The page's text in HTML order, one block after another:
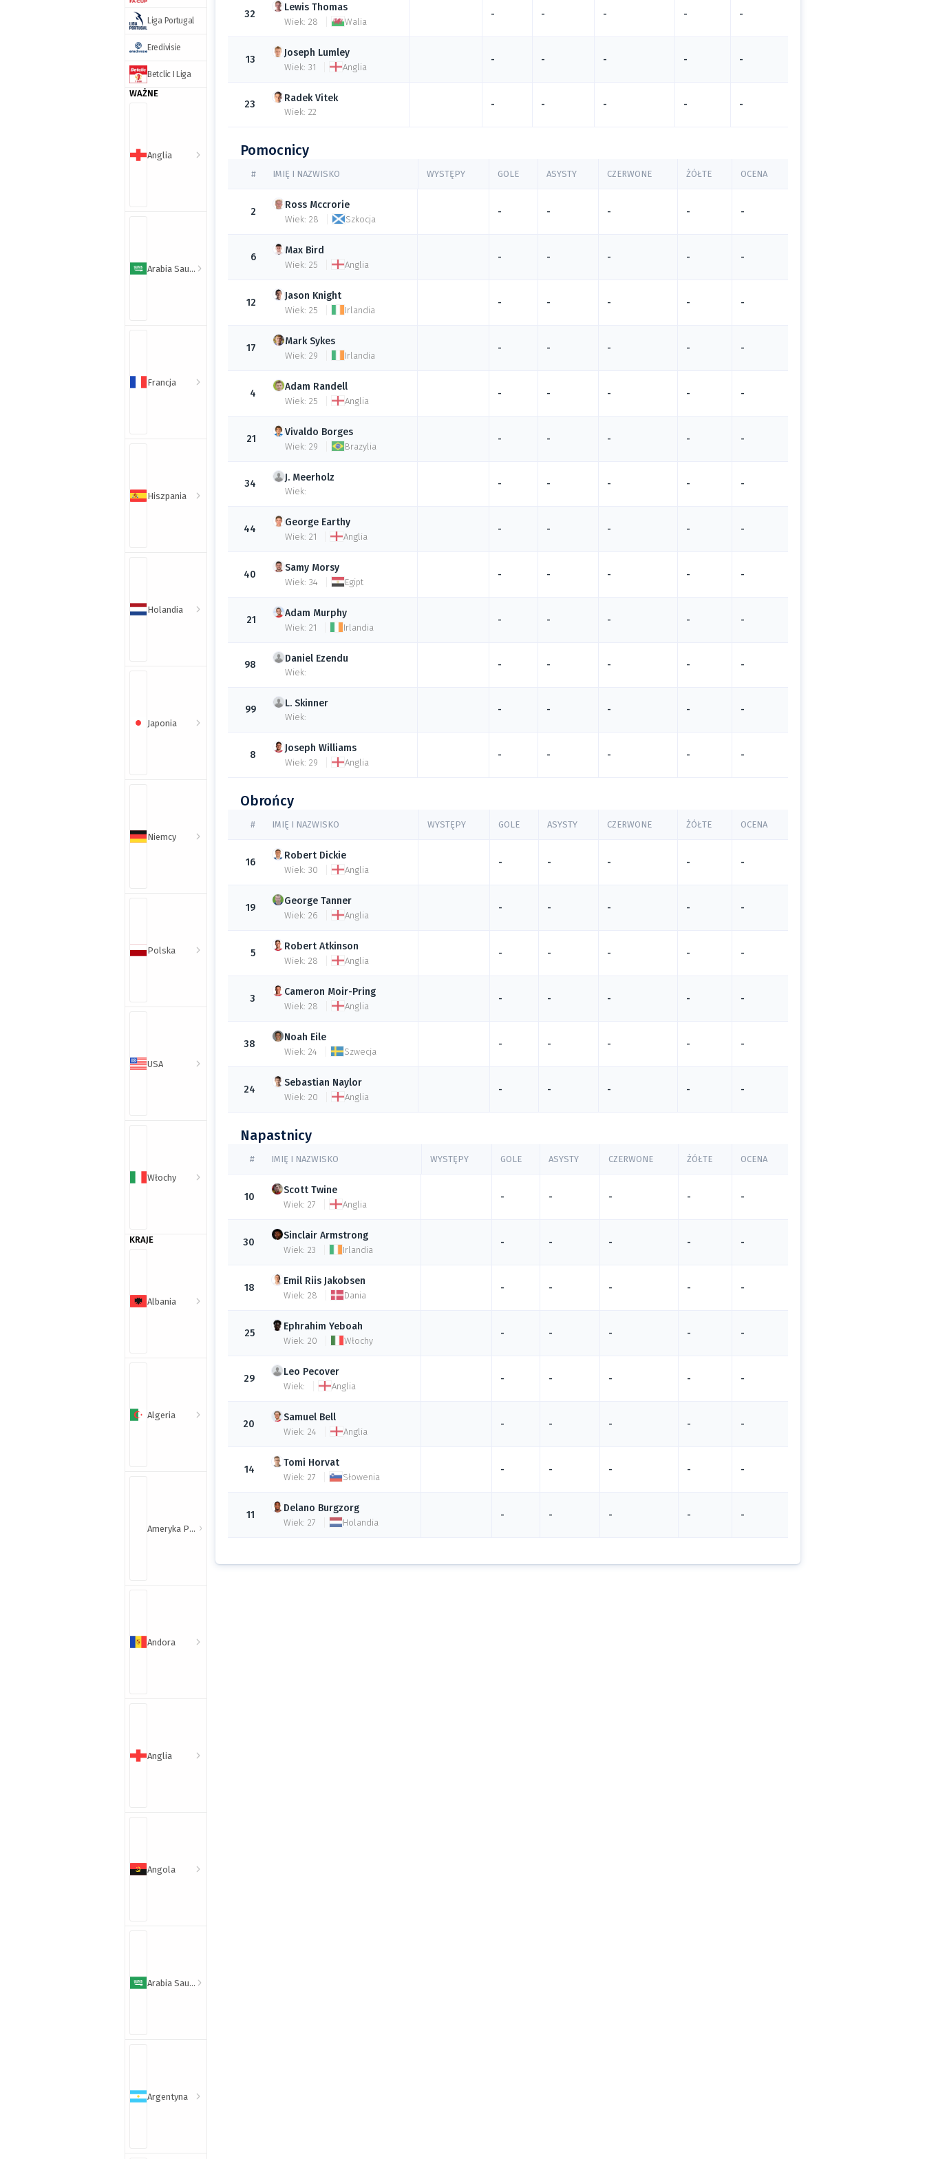
Liga Portugal
Eredivisie
Betclic I Liga
WAŻNE
Anglia
Arabia Saudyjska
Francja
Hiszpania
Holandia
Japonia
Niemcy
Polska
USA
Włochy
KRAJE
Albania
Algeria
Ameryka Północna i Południowa
Andora
Anglia
Angola
Arabia Saudyjska
Argentyna
32
Lewis Thomas
Wiek: 28 Walia
- - - - -
13
Joseph Lumley
Wiek: 31 Anglia
- - - - -
23
Radek Vitek
Wiek: 22
- - - - -
Pomocnicy
# IMIĘ I NAZWISKO WYSTĘPY GOLE ASYSTY CZERWONE ŻÓŁTE OCENA
2
Ross Mccrorie
Wiek: 28 Szkocja
- - - - -
6
Max Bird
Wiek: 25 Anglia
- - - - -
12
Jason Knight
Wiek: 25 Irlandia
- - - - -
17
Mark Sykes
Wiek: 29 Irlandia
- - - - -
4
Adam Randell
Wiek: 25 Anglia
- - - - -
21
Vivaldo Borges
Wiek: 29 Brazylia
- - - - -
34
J. Meerholz
Wiek:
- - - - -
44
George Earthy
Wiek: 21 Anglia
- - - - -
40
Samy Morsy
Wiek: 34 Egipt
- - - - -
21
Adam Murphy
Wiek: 21 Irlandia
- - - - -
98
Daniel Ezendu
Wiek:
- - - - -
99
L. Skinner
Wiek:
- - - - -
8
Joseph Williams
Wiek: 29 Anglia
- - - - -
Obrońcy
# IMIĘ I NAZWISKO WYSTĘPY GOLE ASYSTY CZERWONE ŻÓŁTE OCENA
16
Robert Dickie
Wiek: 30 Anglia
- - - - -
19
George Tanner
Wiek: 26 Anglia
- - - - -
5
Robert Atkinson
Wiek: 28 Anglia
- - - - -
3
Cameron Moir-Pring
Wiek: 28 Anglia
- - - - -
38
Noah Eile
Wiek: 24 Szwecja
- - - - -
24
Sebastian Naylor
Wiek: 20 Anglia
- - - - -
Napastnicy
# IMIĘ I NAZWISKO WYSTĘPY GOLE ASYSTY CZERWONE ŻÓŁTE OCENA
10
Scott Twine
Wiek: 27 Anglia
- - - - -
30
Sinclair Armstrong
Wiek: 23 Irlandia
- - - - -
18
Emil Riis Jakobsen
Wiek: 28 Dania
- - - - -
25
Ephrahim Yeboah
Wiek: 20 Włochy
- - - - -
29
Leo Pecover
Wiek: Anglia
- - - - -
20
Samuel Bell
Wiek: 24 Anglia
- - - - -
14
Tomi Horvat
Wiek: 27 Słowenia
- - - - -
11
Delano Burgzorg
Wiek: 27 Holandia
- - - - -